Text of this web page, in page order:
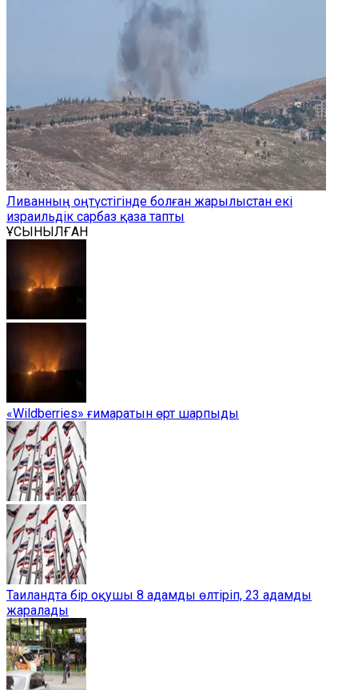
Ливанның оңтүстігінде болған жарылыстан екі
израильдік сарбаз қаза тапты
ҰСЫНЫЛҒАН
«Wildberries» ғимаратын өрт шарпыды
Таиландта бір оқушы 8 адамды өлтіріп, 23 адамды
жаралады